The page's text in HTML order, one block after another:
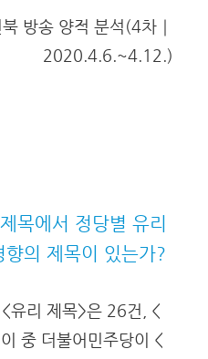
방송 양적 분석(4차｜
2020.4.6.~4.12.)
목에서 정당별 유리
의 제목이 있는가?
유리 제목>은 26건, <
중 더불어민주당이 <